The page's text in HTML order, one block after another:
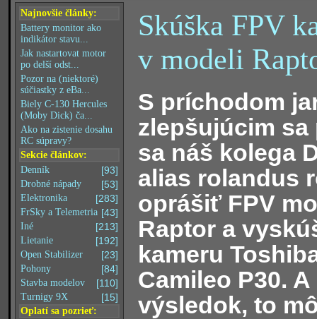
Najnovšie články:
Battery monitor ako
indikátor stavu...
Jak nastartovat motor
po delší odst...
Pozor na (niektoré)
súčiastky z eBa...
Biely C-130 Hercules
(Moby Dick) ča...
Ako na zistenie dosahu
RC súpravy?
Sekcie článkov:
[93]
Denník
[53]
Drobné nápady
[283]
Elektronika
[43]
FrSky a Telemetria
[213]
Iné
[192]
Lietanie
[23]
Open Stabilizer
[84]
Pohony
[110]
Stavba modelov
[15]
Turnigy 9X
Oplatí sa pozrieť:
Skúška FPV
v modeli
S príchodom
zlepšujúcim sa
sa náš kolega
alias rolandus
oprášiť FPV
Raptor a
kameru
Camileo P30.
výsledok, to